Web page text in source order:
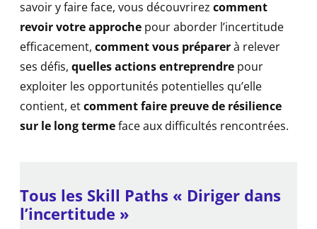
savoir y faire face, vous découvrirez comment
revoir votre approche pour aborder l’incertitude
efficacement, comment vous préparerà relever
ses défis, quelles actions entreprendre pour
exploiter les opportunités potentielles qu’elle
contient, etcomment faire preuve de résilience
sur le long termeface aux difficultés rencontrées.
Tous les Skill Paths « Diriger dans
l’incertitude »